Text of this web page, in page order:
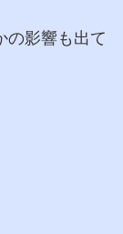
の影響も出て